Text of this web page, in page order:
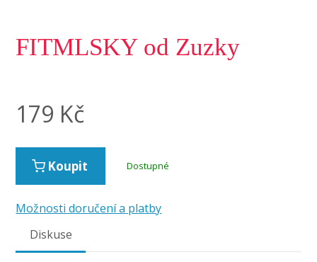
FITMLSKY od Zuzky
179 Kč
Koupit Dostupné
Možnosti doručení a platby
Diskuse